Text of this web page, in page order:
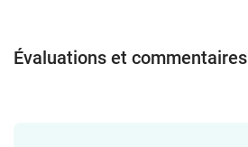
Évaluations et commentaires